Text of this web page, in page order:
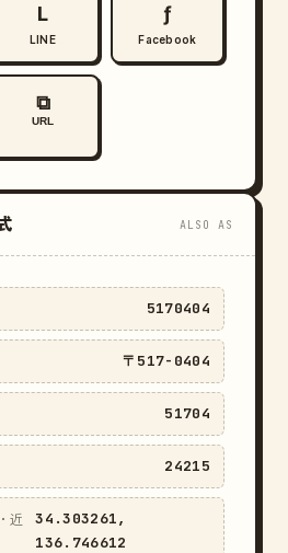
L
LINE
ƒ
Facebook
⧉
URL
ALSO AS
5170404
〒517-0404
51704
24215
近
34.303261,
136.746612